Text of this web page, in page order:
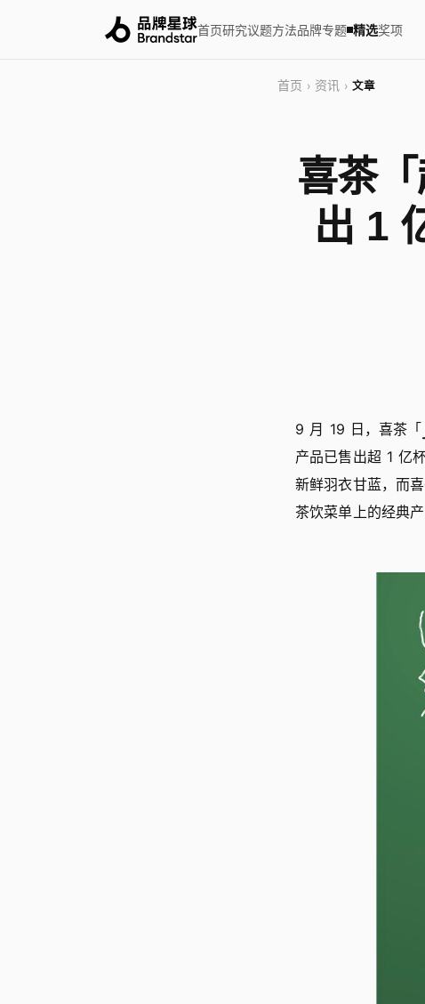
首页研究议题方法品牌专题 精选奖项
首页 › 资讯 › 文章
喜茶
出 1
9 月 19 日，喜茶「
产品已售出超 1 亿
新鲜羽衣甘蓝，而
茶饮菜单上的经典产